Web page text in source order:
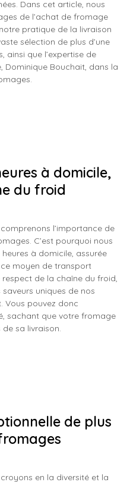
Dans cet article, nous
de l’achat de fromage
pratique de la livraison
sélection de plus d’une
ainsi que l’expertise de
Dominique Bouchait, dans la
à domicile,
du froid
l’importance de
C’est pourquoi nous
à domicile, assurée
moyen de transport
de la chaîne du froid,
uniques de nos
Vous pouvez donc
sachant que votre fromage
sa livraison.
de plus
en la diversité et la